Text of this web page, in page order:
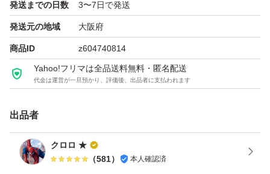
つめかえ用 240ml
空の専用ボトル
ボトルの中は入っていません。
リシリアフレル RISHIRIA Furel カラートリートメント モ
トリートメントで染めながらディープダメージケア
カラー&ディープダメージに2日に1回集中ケア。しっかり
白髪を染めながらダメージも補修し、ダメージによるパサ
発送までの日数 3〜7日で発送
発送元の地域 大阪府
商品ID z604740814
Yahoo!フリマは全品送料無料・匿名配送
代金は運営が一旦預かり、評価後、出品者に支払われます
出品者
クロロ ★
（581） 本人確認済